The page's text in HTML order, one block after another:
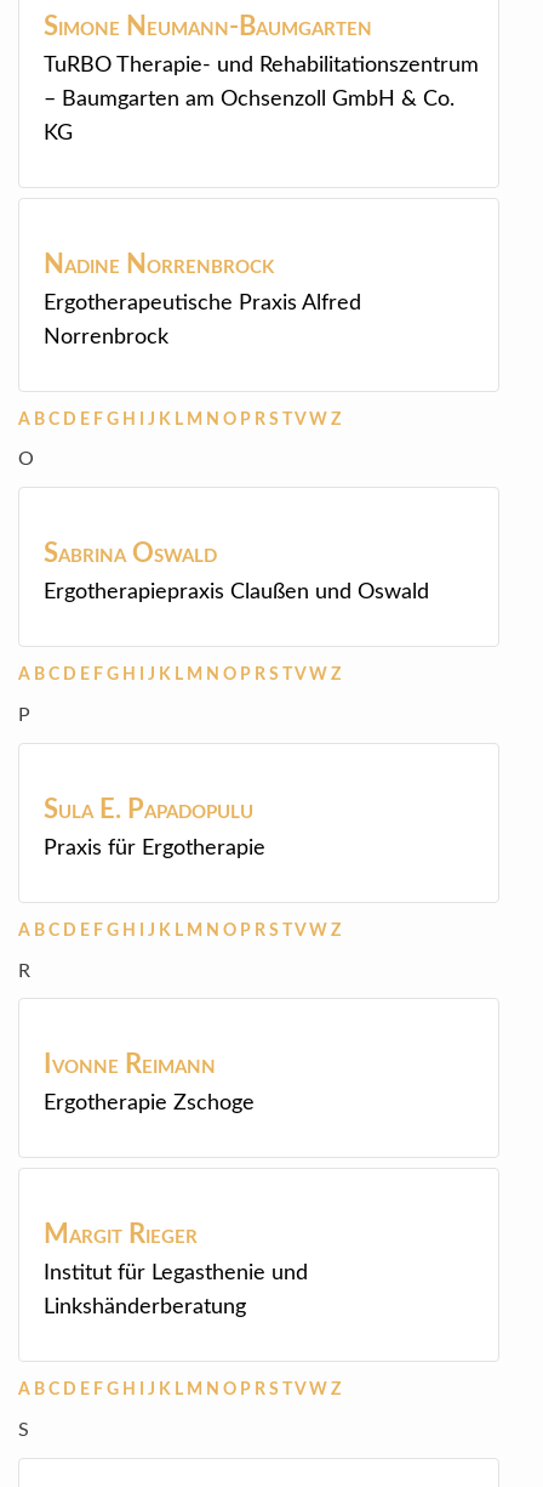
Simone Neumann-Baumgarten
TuRBO Therapie- und Rehabilitationszentrum
– Baumgarten am Ochsenzoll GmbH & Co.
KG
Nadine Norrenbrock
Ergotherapeutische Praxis Alfred
Norrenbrock
A B C D E F G H J K L M N O P R S TV W Z
O
Sabrina Oswald
Ergotherapiepraxis Claußen und Oswald
A B C D E F G H J K L M N O P R S V W Z
P
Sula E. Papadopulu
Praxis für Ergotherapie
A B C D E F G H J K L M N O P R S TV W Z
R
Ivonne Reimann
Ergotherapie Zschoge
Margit Rieger
Institut für Legasthenie und
Linkshänderberatung
A B C D E F G H J K L M N O P R S V W Z
S